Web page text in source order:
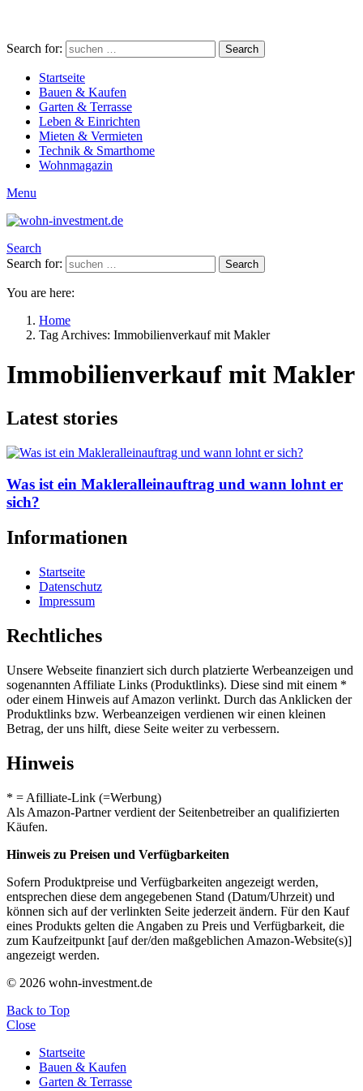
Search for: Search
Startseite
Bauen & Kaufen
Garten & Terrasse
Leben & Einrichten
Mieten & Vermieten
Technik & Smarthome
Wohnmagazin
Menu
Search
Search for:
Search
You are here:
Home
Tag Archives: Immobilienverkauf mit Makler
Immobilienverkauf mit Makler
Latest stories
Was ist ein Makleralleinauftrag und wann lohnt er
sich?
Informationen
Startseite
Datenschutz
Impressum
Rechtliches
Unsere Webseite finanziert sich durch platzierte Werbeanzeigen und
sogenannten Affiliate Links (Produktlinks). Diese sind mit einem *
oder einem Hinweis auf Amazon verlinkt. Durch das Anklicken der
Produktlinks bzw. Werbeanzeigen verdienen wir einen kleinen
Betrag, der uns hilft, diese Seite weiter zu verbessern.
Hinweis
* = Afilliate-Link (=Werbung)
Als Amazon-Partner verdient der Seitenbetreiber an qualifizierten
Käufen.
Hinweis zu Preisen und Verfügbarkeiten
Sofern Produktpreise und Verfügbarkeiten angezeigt werden,
entsprechen diese dem angegebenen Stand (Datum/Uhrzeit) und
können sich auf der verlinkten Seite jederzeit ändern. Für den Kauf
eines Produkts gelten die Angaben zu Preis und Verfügbarkeit, die
zum Kaufzeitpunkt [auf der/den maßgeblichen Amazon-Website(s)]
angezeigt werden.
© 2026 wohn-investment.de
Back to Top
Close
Startseite
Bauen & Kaufen
Garten & Terrasse